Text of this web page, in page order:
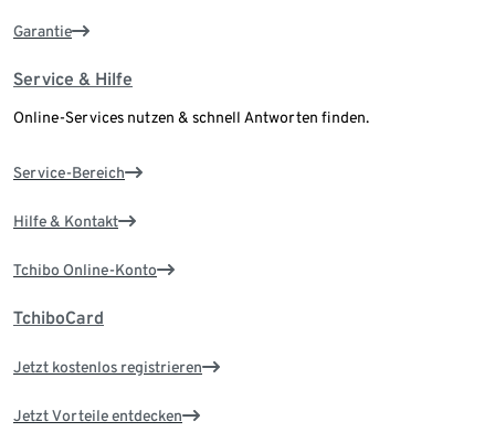
Garantie
Service & Hilfe
Online-Services nutzen & schnell Antworten finden.
Service-Bereich
Hilfe & Kontakt
Tchibo Online-Konto
TchiboCard
Jetzt kostenlos registrieren
Jetzt Vorteile entdecken